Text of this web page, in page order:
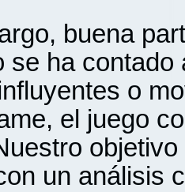
buena
se ha
o
el juego
un análisis